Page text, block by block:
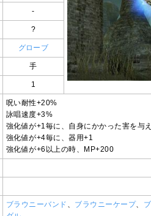
-
?
グローブ
手
1
呪い耐性+20%
詠唱速度+3%
強化値が+1毎に、自身にかかった害を与
強化値が+4毎に、器用+1
強化値が+6以上の時、MP+200
ブラウニーバンド 、 ブラウニーケープ、